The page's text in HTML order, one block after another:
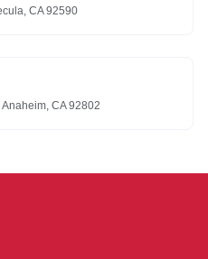
CA 92590
CA 92802